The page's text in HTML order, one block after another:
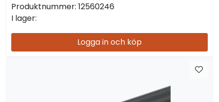
Produktnummer: 12560246
I lager:
Logga in och köp